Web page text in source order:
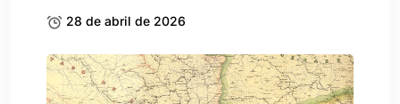
28 de abril de 2026